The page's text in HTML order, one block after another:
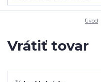
Úvod
Vrátiť tovar